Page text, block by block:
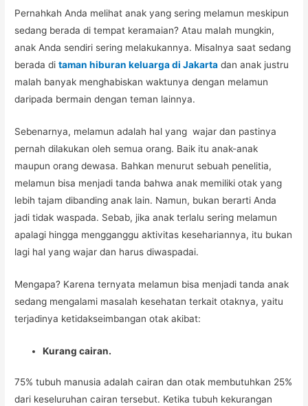
Pernahkah Anda melihat anak yang sering melamun meskipun
sedang berada di tempat keramaian? Atau malah mungkin,
anak Anda sendiri sering melakukannya. Misalnya saat sedang
berada ditaman hiburan keluarga di Jakarta dan anak justru
malah banyak menghabiskan waktunya dengan melamun
daripada bermain dengan teman lainnya.
Sebenarnya, melamun adalah hal yang wajar dan pastinya
pernah dilakukan oleh semua orang. Baik itu anak-anak
maupun orang dewasa. Bahkan menurut sebuah penelitia,
melamun bisa menjadi tanda bahwa anak memiliki otak yang
lebih tajam dibanding anak lain. Namun, bukan berarti Anda
jadi tidak waspada. Sebab, jika anak terlalu sering melamun
apalagi hingga mengganggu aktivitas kesehariannya, itu bukan
lagi hal yang wajar dan harus diwaspadai.
Mengapa? Karena ternyata melamun bisa menjadi tanda anak
sedang mengalami masalah kesehatan terkait otaknya, yaitu
terjadinya ketidakseimbangan otak akibat:
Kurang cairan.
75% tubuh manusia adalah cairan dan otak membutuhkan 25%
dari keseluruhan cairan tersebut. Ketika tubuh kekurangan